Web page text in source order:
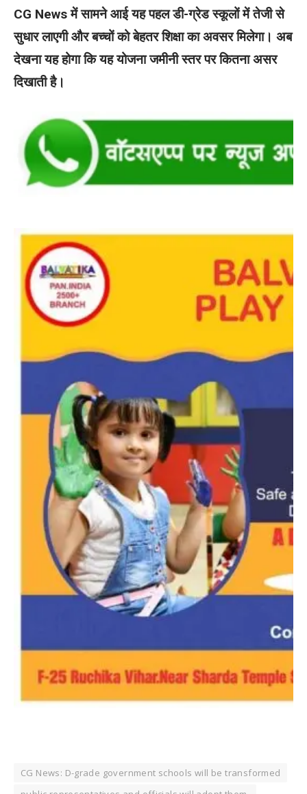
CG News में सामने आई यह पहल डी-ग्रेड स्कूलों में तेजी से
सुधार लाएगी और बच्चों को बेहतर शिक्षा का अवसर मिलेगा। अब
देखना यह होगा कि यह योजना जमीनी स्तर पर कितना असर
दिखाती है।
CG News: D-grade government schools will be transformed